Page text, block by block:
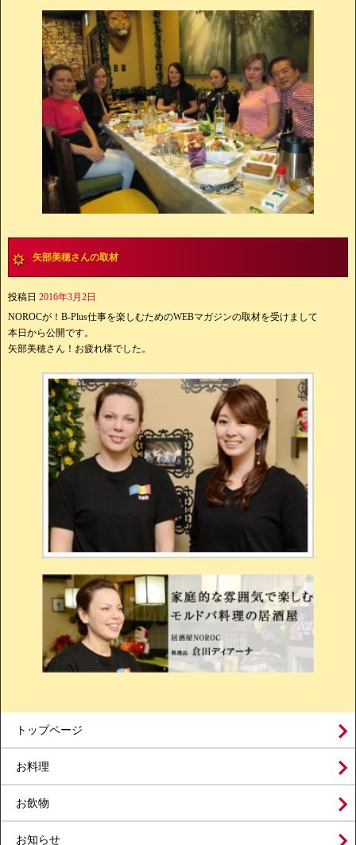
矢部美穂さんの取材
投稿日 2016年3月2日
NOROCが！B-Plus仕事を楽しむためのWEBマガジンの取材を受けまして
本日から公開です。
矢部美穂さん！お疲れ様でした。
トップページ
お料理
お飲物
お知らせ